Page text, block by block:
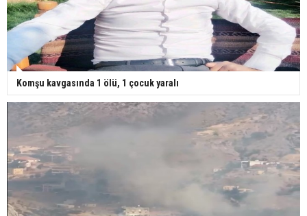
Komşu kavgasında 1 ölü, 1 çocuk yaralı